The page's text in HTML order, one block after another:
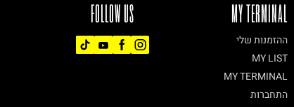
FOLLOW US MY TERMINAL
ההזמנות שלי
MY LIST
MY TERMINAL
התחברות